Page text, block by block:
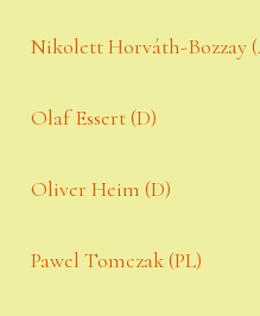
Nikolett Horváth-Bozzay
Olaf Essert (D)
Oliver Heim (D)
Pawel Tomczak (PL)